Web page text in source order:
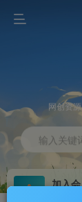
网创资
输入关键
加入